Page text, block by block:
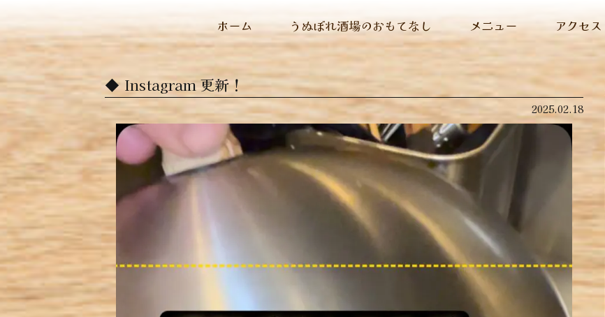
ホーム うぬぼれ酒場のおもてなし メニュー アクセス
Instagram 更新！
2025.02.18